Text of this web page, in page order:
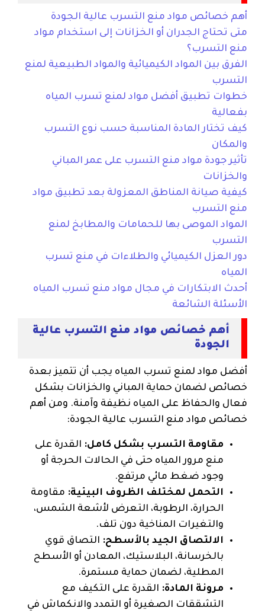
أهم خصائص مواد منع التسرب عالية الجودة
متى تحتاج الجدران أو الخزانات إلى استخدام مواد
منع التسرب؟
الفرق بين المواد الكيميائية والمواد الطبيعية لمنع
التسرب
خطوات تطبيق أفضل مواد لمنع تسرب المياه
بفعالية
كيف تختار المادة المناسبة حسب نوع التسرب
والمكان
تأثير جودة مواد منع التسرب على عمر المباني
والخزانات
كيفية صيانة المناطق المعزولة بعد تطبيق مواد
منع التسرب
المواد الموصى بها للحمامات والمطابخ لمنع
التسرب
دور العزل الكيميائي والطلاءات في منع تسرب
المياه
أحدث الابتكارات في مجال مواد منع تسرب المياه
الأسئلة الشائعة
أهم خصائص مواد منع التسرب عالية
الجودة
أفضل مواد لمنع تسرب المياه يجب أن تتميز بعدة
خصائص لضمان حماية المباني والخزانات بشكل
فعال والحفاظ على المياه نظيفة وآمنة. ومن أهم
خصائص مواد منع التسرب عالية الجودة:
مقاومة التسرب بشكل كامل: القدرة على
منع مرور المياه حتى في الحالات الحرجة أو
وجود ضغط مائي مرتفع.
التحمل لمختلف الظروف البيئية: مقاومة
الحرارة، الرطوبة، التعرض لأشعة الشمس،
والتغيرات المناخية دون تلف.
الالتصاق الجيد بالأسطح: التصاق قوي
بالخرسانة، البلاستيك، المعادن أو الأسطح
المطلية، لضمان حماية مستمرة.
مرونة المادة: القدرة على التكيف مع
التشققات الصغيرة أو التمدد والانكماش في